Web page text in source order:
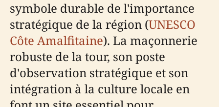
symbole durable de l'importance
stratégique de la région (UNESCO
Côte Amalfitaine). La maçonnerie
robuste de la tour, son poste
d'observation stratégique et son
intégration à la culture locale en